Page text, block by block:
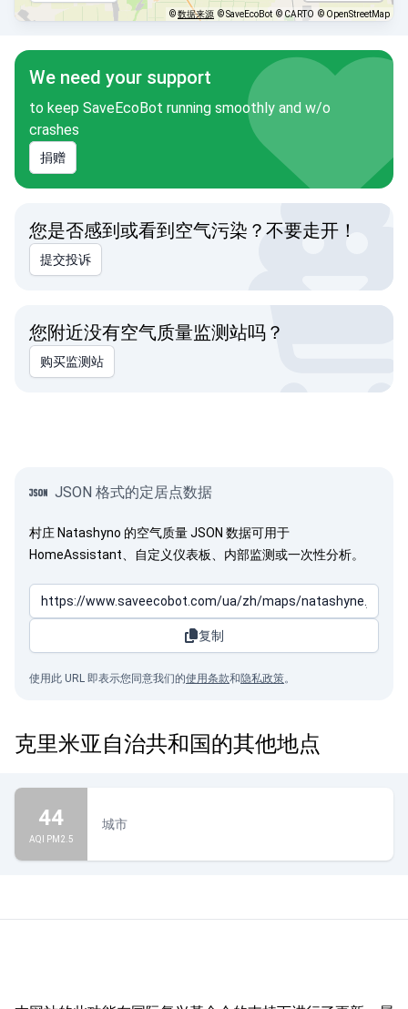
©数据来源 © SaveEcoBot © CARTO © OpenStreetMap
We need your support
to keep SaveEcoBot running smoothly and w/o
crashes
捐赠
您是否感到或看到空气污染？不要走开！
提交投诉
您附近没有空气质量监测站吗？
购买监测站
JSON 格式的定居点数据
村庄 Natashyno 的空气质量 JSON 数据可用于
HomeAssistant、自定义仪表板、内部监测或一次性分析。
复制
使用此 URL 即表示您同意我们的使用条款和隐私政策。
克里米亚自治共和国的其他地点
44
AQI PM2.5
城市